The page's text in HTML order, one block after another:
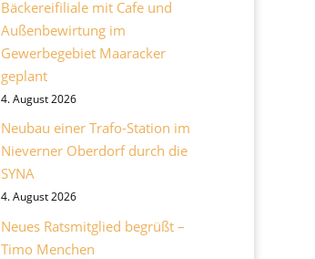
Bäckereifiliale mit Cafe und
Außenbewirtung im
Gewerbegebiet Maaracker
geplant
4. August 2026
Neubau einer Trafo-Station im
Nieverner Oberdorf durch die
SYNA
4. August 2026
Neues Ratsmitglied begrüßt –
Timo Menchen